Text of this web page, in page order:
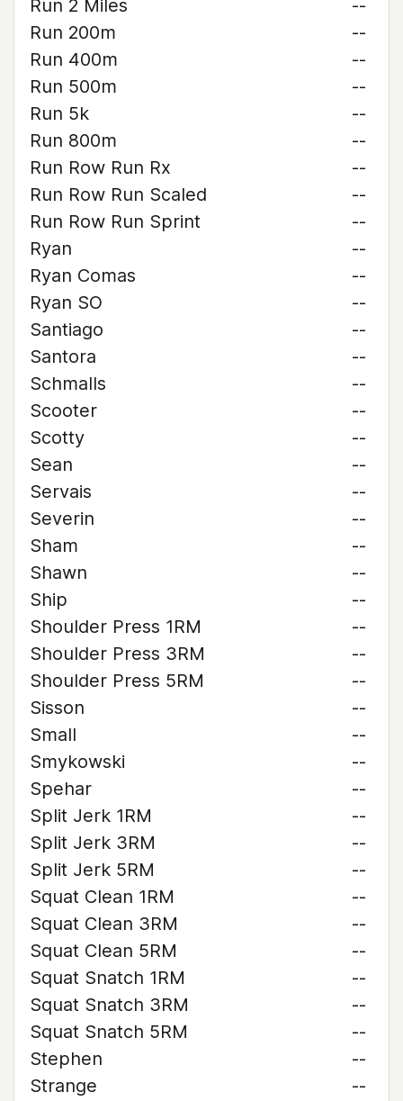
Run 2 Miles
--
Run 200m
--
Run 400m
--
Run 500m
--
Run 5k
--
Run 800m
--
Run Row Run Rx
--
Run Row Run Scaled
--
Run Row Run Sprint
--
Ryan
--
Ryan Comas
--
Ryan SO
--
Santiago
--
Santora
--
Schmalls
--
Scooter
--
Scotty
--
Sean
--
Servais
--
Severin
--
Sham
--
Shawn
--
Ship
--
Shoulder Press 1RM
--
Shoulder Press 3RM
--
Shoulder Press 5RM
--
Sisson
--
Small
--
Smykowski
--
Spehar
--
Split Jerk 1RM
--
Split Jerk 3RM
--
Split Jerk 5RM
--
Squat Clean 1RM
--
Squat Clean 3RM
--
Squat Clean 5RM
--
Squat Snatch 1RM
--
Squat Snatch 3RM
--
Squat Snatch 5RM
--
Stephen
--
Strange
--